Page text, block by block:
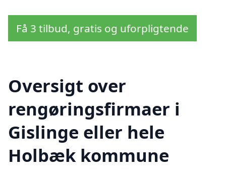
Få 3 tilbud, gratis og uforpligtende
Oversigt over
rengøringsfirmaer i
Gislinge eller hele
Holbæk kommune